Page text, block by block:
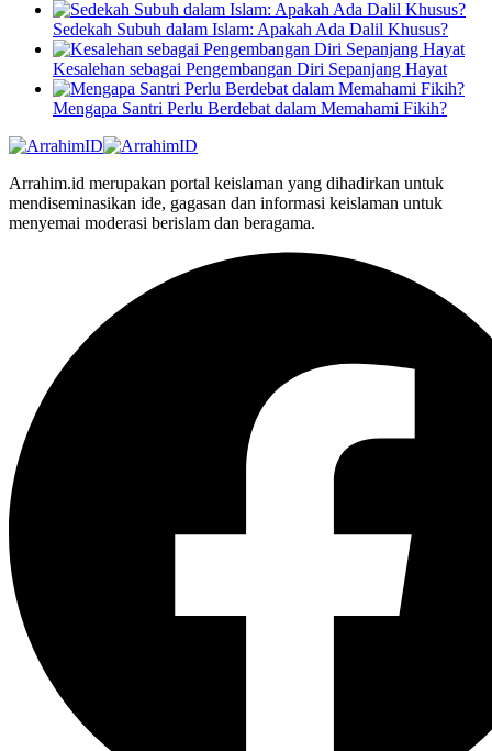
Sedekah Subuh dalam Islam: Apakah Ada Dalil Khusus?
Kesalehan sebagai Pengembangan Diri Sepanjang Hayat
Mengapa Santri Perlu Berdebat dalam Memahami Fikih?
Arrahim.id merupakan portal keislaman yang dihadirkan untuk
mendiseminasikan ide, gagasan dan informasi keislaman untuk
menyemai moderasi berislam dan beragama.